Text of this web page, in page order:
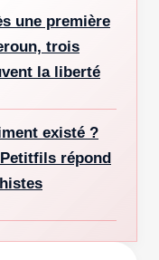
une première
trois
la liberté
existé ?
répond